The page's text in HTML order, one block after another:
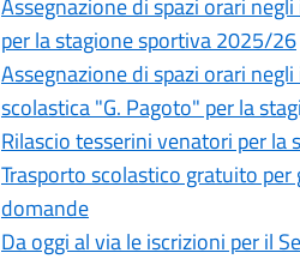
Assegnazione di spazi orari
per la stagione sportiva 2025/26
Assegnazione di spazi orari
scolastica "G. Pagoto" per la
Rilascio tesserini venatori per
Trasporto scolastico gratuito
domande
Da oggi al via le iscrizioni per il